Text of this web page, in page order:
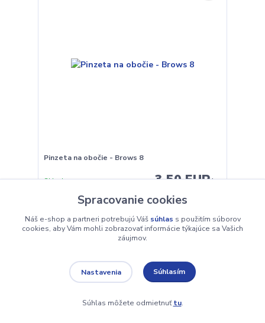
Pinzeta na obočie - Brows 8
3,50 EUR/ks
Skladom
Spracovanie cookies
Náš e-shop a partneri potrebujú Váš súhlas s použitím súborov
cookies, aby Vám mohli zobrazovať informácie týkajúce sa Vašich
záujmov.
Nastavenia Súhlasím
Súhlas môžete odmietnuťtu.